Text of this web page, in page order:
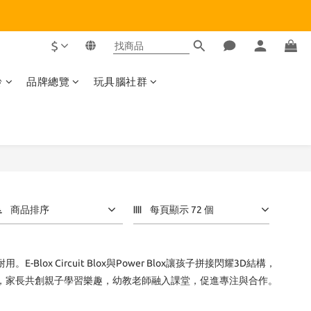
$
品牌總覽 玩具腦社群
商品排序 每頁顯示 72 個
。E-Blox Circuit Blox與Power Blox讓孩子拼接閃耀3D結構，
長共創親子學習樂趣，幼教老師融入課堂，促進專注與合作。